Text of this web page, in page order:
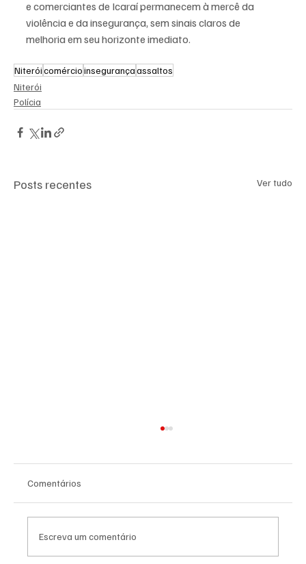
e comerciantes de Icaraí permanecem à mercê da
violência e da insegurança, sem sinais claros de
melhoria em seu horizonte imediato.
Niteróicomércioinsegurançaassaltos
Niterói
Polícia
Posts recentes Ver tudo
Comentários
Escreva um comentário